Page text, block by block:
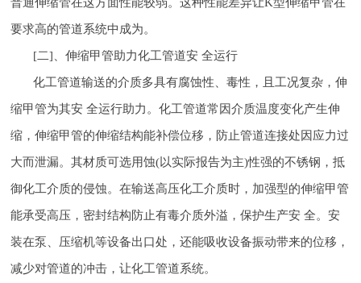
要求高的管道系统中成为。
[二]、伸缩甲管助力化工管道安 全运行
化工管道输送的介质多具有腐蚀性、毒性，且工况复杂，伸
缩甲管为其安 全运行助力。化工管道常因介质温度变化产生伸
缩，伸缩甲管的伸缩结构能补偿位移，防止管道连接处因应力过
大而泄漏。其材质可选用蚀(以实际报告为主)性强的不锈钢，抵
御化工介质的侵蚀。在输送高压化工介质时，加强型的伸缩甲管
能承受高压，密封结构防止有毒介质外溢，保护生产安 全。安
装在泵、压缩机等设备出口处，还能吸收设备振动带来的位移，
减少对管道的冲击，让化工管道系统。